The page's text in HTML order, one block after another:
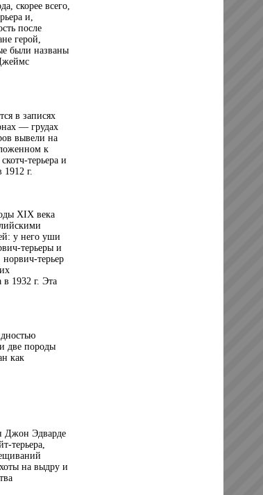
скорее всего,
и,
после
герой,
были названы
в записях
— грудах
вывели на
к
терьера и
1912 г.
XIX века
у него уши
терьеры и
терьер
в 1932 г. Эта
две породы
как
Джон Эдварде
терьера,
на выдру и